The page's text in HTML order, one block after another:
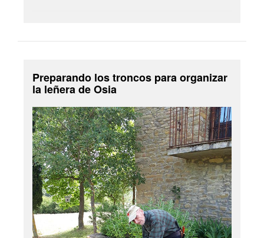
Preparando los troncos para organizar
la leñera de Osia